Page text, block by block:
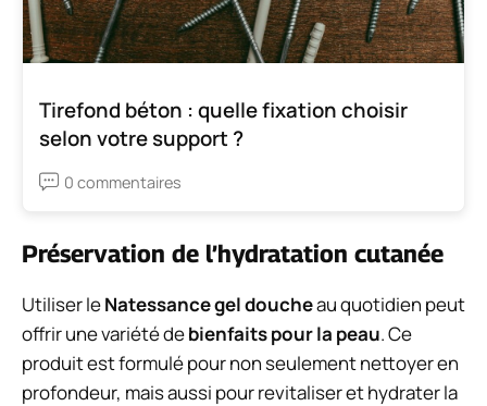
Tirefond béton : quelle fixation choisir
selon votre support ?
0 commentaires
Préservation de l’hydratation cutanée
Utiliser leNatessance gel doucheau quotidien peut
offrir une variété debienfaits pour la peau. Ce
produit est formulé pour non seulement nettoyer en
profondeur, mais aussi pour revitaliser et hydrater la